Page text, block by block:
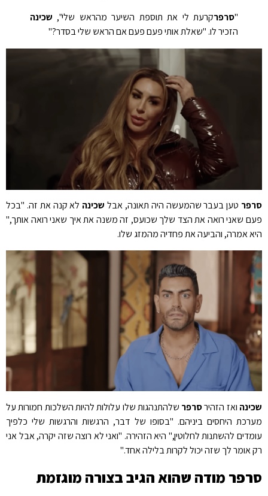
סרפרקרעת לי את תוספת השיער מהראש שלי",שכינה
הזכיר לו. "שאלת אותי פעם פעם אם הראש שלי בסדר?"
טען בעבר שהמעשה היה תאונה, אבלשכינהלא קנה את זה. "בכל
שאני רואה את הצד שלך שכועס, זה משנה את איך שאני רואה אותך,"
אמרה, והביעה את פחדיה מהמזג שלו.
ואז הזהירסרפרשלהתנהגות שלו עלולות להיות השלכות חמורות על
היחסים ביניהם. "בסופו של דבר, הרגשות והרגשות שלי כלפיך
להשתנות לחלוטין," היא הזהירה. "ואני לא רוצה שזה יקרה, אבל אני
אומר לך שזה יכול לקרות בלילה אחד."
מודה שהוא הגיב בצורה מוגזמת